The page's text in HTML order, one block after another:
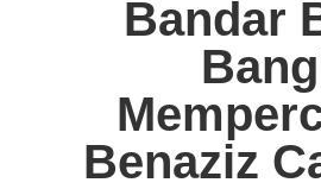
Bandar
Benaziz